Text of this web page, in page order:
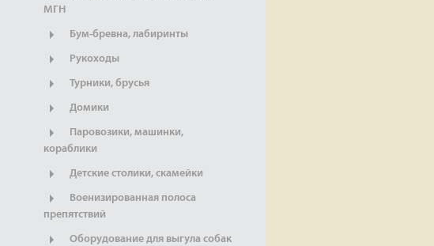
МГН
Бум-бревна, лабиринты
Рукоходы
Турники, брусья
Домики
Паровозики, машинки,
кораблики
Детские столики, скамейки
Военизированная полоса
препятствий
Оборудование для выгула собак